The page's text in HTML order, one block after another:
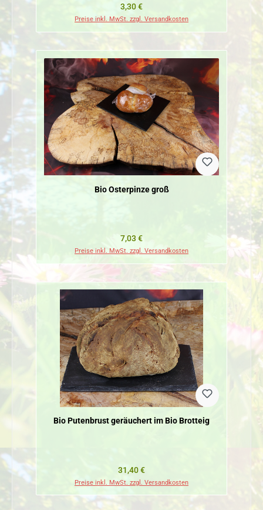
Regulärer Preis:
3,30 €
Preise inkl. MwSt. zzgl. Versandkosten
Bio Osterpinze groß
Regulärer Preis:
7,03 €
Preise inkl. MwSt. zzgl. Versandkosten
Bio Putenbrust geräuchert im Bio Brotteig
Regulärer Preis:
31,40 €
Preise inkl. MwSt. zzgl. Versandkosten